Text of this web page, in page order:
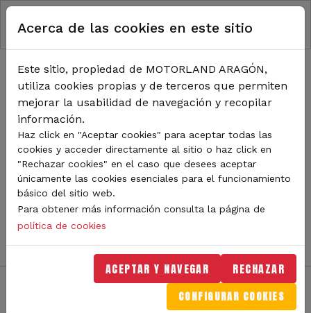
Pasar al contenido principal
RUTA DE NAVEGACIÓN
Inicio Noticias
TODA LA ACTUALIDAD DE
MOTORLAND
Sigue de cerca todas las novedades de MotorLand
Aragón. Aquí encontrarás noticias sobre eventos,
competiciones, pilotos, novedades del circuito y
mucho más. Filtra por categoría o tipo de contenido y
no te pierdas nada del mundo del motor.
Acerca de las cookies en este sitio
Este sitio, propiedad de MOTORLAND ARAGÓN,
utiliza cookies propias y de terceros que permiten
mejorar la usabilidad de navegación y recopilar
información.
Haz click en "Aceptar cookies" para aceptar todas las
cookies y acceder directamente al sitio o haz click en
"Rechazar cookies" en el caso que desees aceptar
únicamente las cookies esenciales para el funcionamiento
básico del sitio web.
Para obtener más información consulta la página de
política de cookies
ACEPTAR Y NAVEGAR RECHAZAR
CONFIGURAR COOKIES